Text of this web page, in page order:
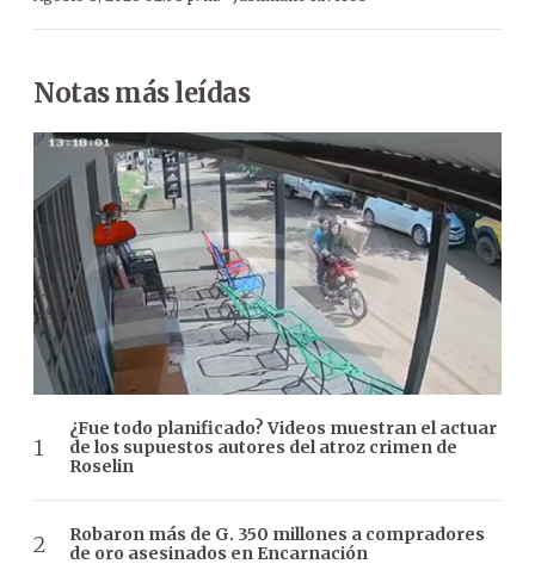
Notas más leídas
¿Fue todo planificado? Videos muestran el actuar
de los supuestos autores del atroz crimen de
Roselin
Robaron más de G. 350 millones a compradores
de oro asesinados en Encarnación